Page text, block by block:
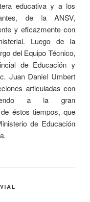
educativa y a los
de la ANSV,
y eficazmente con
Luego de la
del Equipo Técnico,
de Educación y
Juan Daniel Umbert
articuladas con
a la gran
éstos tiempos, que
de Educación